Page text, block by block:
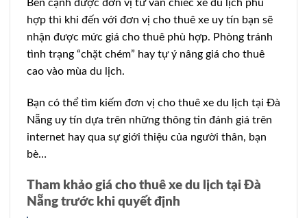
Bên cạnh được đơn vị tư vấn chiếc xe du lịch phù
hợp thì khi đến với đơn vị cho thuê xe uy tín bạn sẽ
nhận được mức giá cho thuê phù hợp. Phòng tránh
tình trạng “chặt chém” hay tự ý nâng giá cho thuê
cao vào mùa du lịch.
Bạn có thể tìm kiếm đơn vị cho thuê xe du lịch tại Đà
Nẵng uy tín dựa trên những thông tin đánh giá trên
internet hay qua sự giới thiệu của người thân, bạn
bè…
Tham khảo giá cho thuê xe du lịch tại Đà
Nẵng trước khi quyết định